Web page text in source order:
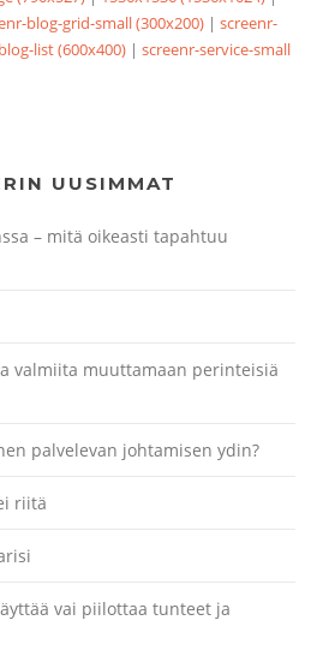
blog-grid-small (300x200) |screenr-
list (600x400) |screenr-service-small
UUSIMMAT
– mitä oikeasti tapahtuu
valmiita muuttamaan perinteisiä
palvelevan johtamisen ydin?
riitä
vai piilottaa tunteet ja